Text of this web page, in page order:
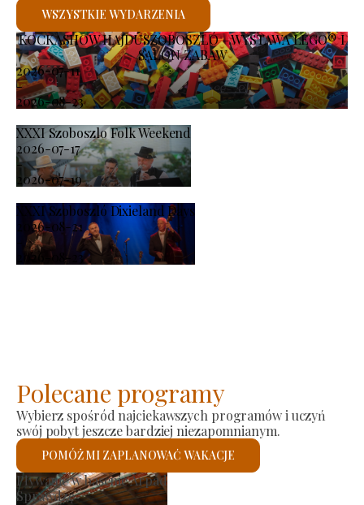
KOCKASHOW HAJDÚSZOBOSZLÓ – WYSTAWA LEGO® I
SALON ZABAW
2026-07-11
-
2026-08-23
XXXI Szoboszlo Folk Weekend
2026-07-17
-
2026-07-19
XXXI Szoboszló Dixieland Days
2026-08-21
-
2026-08-23
WSZYSTKIE WYDARZENIA
Polecane programy
Wybierz spośród najciekawszych programów i uczyń
swój pobyt jeszcze bardziej niezapomnianym.
POMÓŻ MI ZAPLANOWAĆ WAKACJE
Rynek producenta
Sprawdzę